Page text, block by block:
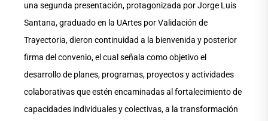
una segunda presentación, protagonizada por Jorge Luis
Santana, graduado en la UArtes por Validación de
Trayectoria, dieron continuidad a la bienvenida y posterior
firma del convenio, el cual señala como objetivo el
desarrollo de planes, programas, proyectos y actividades
colaborativas que estén encaminadas al fortalecimiento de
capacidades individuales y colectivas, a la transformación